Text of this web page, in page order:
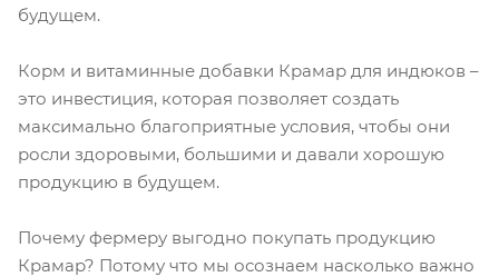
будущем.
Корм и витаминные добавки Крамар для индюков –
это инвестиция, которая позволяет создать
максимально благоприятные условия, чтобы они
росли здоровыми, большими и давали хорошую
продукцию в будущем.
Почему фермеру выгодно покупать продукцию
Крамар? Потому что мы осознаем насколько важно